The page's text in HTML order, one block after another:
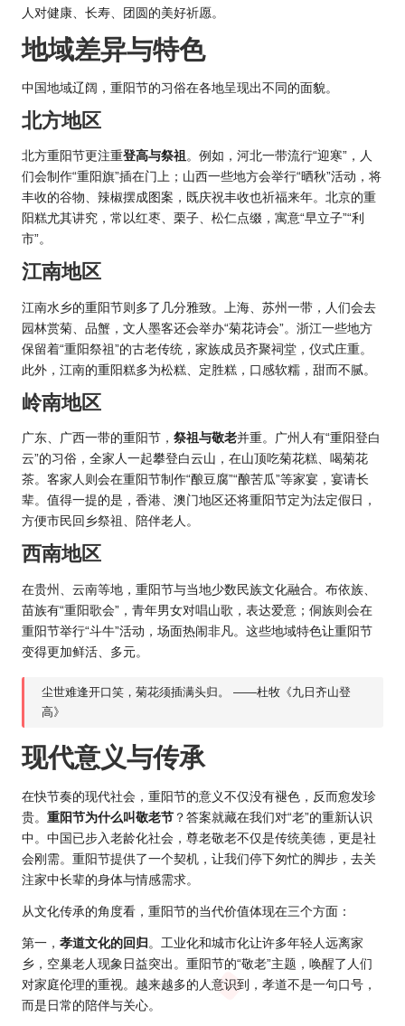
人对健康、长寿、团圆的美好祈愿。
地域差异与特色
中国地域辽阔，重阳节的习俗在各地呈现出不同的面貌。
北方地区
北方重阳节更注重登高与祭祖 。例如，河北一带流行“迎寒”，人
们会制作“重阳旗”插在门上；山西一些地方会举行“晒秋”活动，将
丰收的谷物、辣椒摆成图案，既庆祝丰收也祈福来年。北京的重
阳糕尤其讲究，常以红枣、栗子、松仁点缀，寓意“早立子”“利
市”。
江南地区
江南水乡的重阳节则多了几分雅致。上海、苏州一带，人们会去
园林赏菊、品蟹，文人墨客还会举办“菊花诗会”。浙江一些地方
保留着“重阳祭祖”的古老传统，家族成员齐聚祠堂，仪式庄重。
此外，江南的重阳糕多为松糕、定胜糕，口感软糯，甜而不腻。
岭南地区
广东、广西一带的重阳节， 祭祖与敬老并重。广州人有“重阳登白
云”的习俗，全家人一起攀登白云山，在山顶吃菊花糕、喝菊花
茶。客家人则会在重阳节制作“酿豆腐”“酿苦瓜”等家宴，宴请长
辈。值得一提的是，香港、澳门地区还将重阳节定为法定假日，
方便市民回乡祭祖、陪伴老人。
西南地区
在贵州、云南等地，重阳节与当地少数民族文化融合。布依族、
苗族有“重阳歌会”，青年男女对唱山歌，表达爱意；侗族则会在
重阳节举行“斗牛”活动，场面热闹非凡。这些地域特色让重阳节
变得更加鲜活、多元。
尘世难逢开口笑，菊花须插满头归。 ——杜牧《九日齐山登
高》
现代意义与传承
在快节奏的现代社会，重阳节的意义不仅没有褪色，反而愈发珍
贵。 重阳节为什么叫敬老节 ？答案就藏在我们对“老”的重新认识
中。中国已步入老龄化社会，尊老敬老不仅是传统美德，更是社
会刚需。重阳节提供了一个契机，让我们停下匆忙的脚步，去关
注家中长辈的身体与情感需求。
从文化传承的角度看，重阳节的当代价值体现在三个方面：
第一， 孝道文化的回归 。工业化和城市化让许多年轻人远离家
乡，空巢老人现象日益突出。重阳节的“敬老”主题，唤醒了人们
对家庭伦理的重视。越来越多的人意识到，孝道不是一句口号，
而是日常的陪伴与关心。